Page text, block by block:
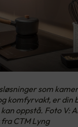
som
komfyrvakt, er din
oppstå. Foto V:
CTM Lyng